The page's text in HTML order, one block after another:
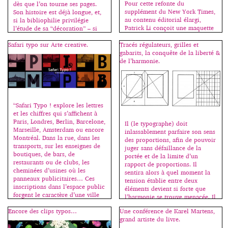
dès que l’on tourne ses pages.
Son histoire est déjà longue, et,
si la bibliophilie privilégie
l’étude de sa “décoration” – si
souvent de mettre en lumière un
autre aspect beaucoup plus
modeste mais tout aussi
intéressant : son […]
Pour cette refonte du
supplément du New York Times,
au contenu éditorial élargi,
Patrick Li conçoit une maquette
forte, moderne et brute, en
collaboration avec la nouvelle
rédactrice en chef du magazine,
Hanya Yanagihara. La densité du
texte induit des pages fortement
construites, qui s’appuient sur
les créations de caractères de la
Fonderie Commercial Type, […]
Safari typo sur Arte creative.
“Safari Typo ! explore les lettres
et les chiffres qui s’affichent à
Paris, Londres, Berlin, Barcelone,
Marseille, Amsterdam ou encore
Montréal. Dans la rue, dans les
transports, sur les enseignes de
boutiques, de bars, de
restaurants ou de clubs, les
cheminées d’usines où les
panneaux publicitaires… Ces
inscriptions dans l’espace public
forgent le caractère d’une ville
Tracés régulateurs, grilles et
gabarits, la conquête de la liberté &
de l’harmonie.
Il (le typographe) doit
inlassablement parfaire son sens
des proportions, afin de pouvoir
juger sans défaillance de la
portée et de la limite d’un
rapport de proportions. Il
sentira alors à quel moment la
tension établie entre deux
éléments devient si forte que
l’harmonie se trouve menacée. Il
apprendra à éviter les rapports
sans tension […]
Encore des clips typos…
Une conférence de Karel Martens,
grand artiste du livre.